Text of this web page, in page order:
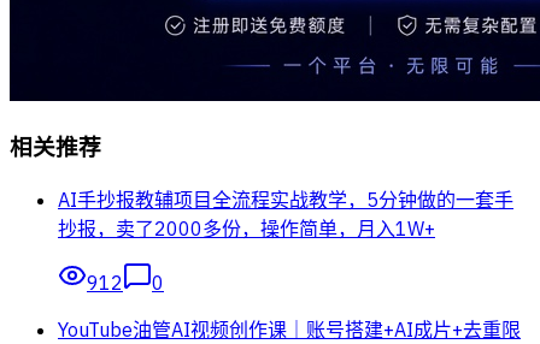
相关推荐
AI手抄报教辅项目全流程实战教学，5分钟做的一套手
抄报，卖了2000多份，操作简单，月入1W+
912
0
YouTube油管AI视频创作课｜账号搭建+AI成片+去重限